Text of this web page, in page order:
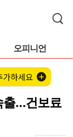
오피니언
출…건보료